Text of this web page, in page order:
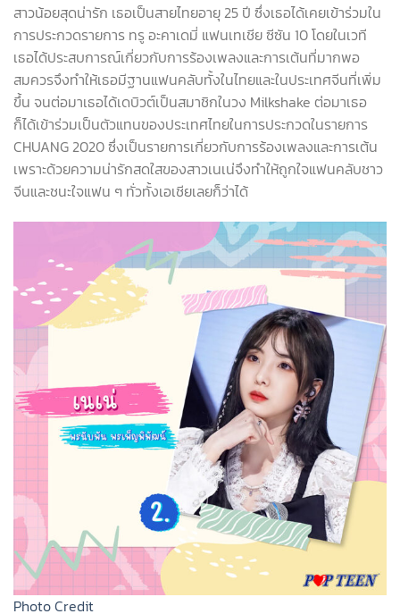
สาวน้อยสุดน่ารัก เธอเป็นสายไทยอายุ 25 ปี ซึ่งเธอได้เคยเข้าร่วมใน
การประกวดรายการ ทรู อะคาเดมี่ แฟนเทเชีย ซีซัน 10 โดยในเวที
เธอได้ประสบการณ์เกี่ยวกับการร้องเพลงและการเต้นที่มากพอ
สมควรจึงทำให้เธอมีฐานแฟนคลับทั้งในไทยและในประเทศจีนที่เพิ่ม
ขึ้น จนต่อมาเธอได้เดบิวต์เป็นสมาชิกในวง Milkshake ต่อมาเธอ
ก็ได้เข้าร่วมเป็นตัวแทนของประเทศไทยในการประกวดในรายการ
CHUANG 2020ซึ่งเป็นรายการเกี่ยวกับการร้องเพลงและการเต้น
เพราะด้วยความน่ารักสดใสของสาวเนเน่จึงทำให้ถูกใจแฟนคลับชาว
จีนและชนะใจแฟน ๆ ทั่วทั้งเอเชียเลยก็ว่าได้
Photo Credit